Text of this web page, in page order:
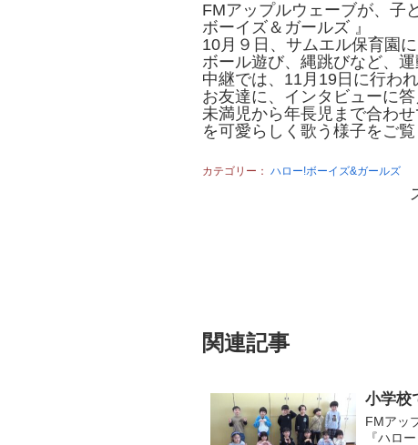
FMアップルウェーブが、子
ボーイズ＆ガールズ 』
10月９日、サムエル保育園に
ボール遊び、縄跳びなど、
中継では、11月19日に行わ
お友達に、インタビューに答
未満児から年長児まで合わ
を可愛らしく歌う様子をご覧
カテゴリー： ハロー!ボーイズ&ガールズ
関連記事
小学校
FMアッ
『ハロ